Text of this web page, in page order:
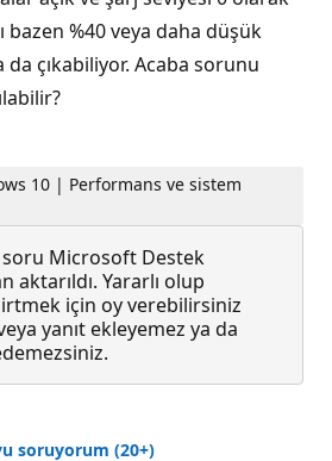
bazen %40 veya daha düşük
çıkabiliyor. Acaba sorunu
10 | Performans ve sistem
soru Microsoft Destek
aktarıldı. Yararlı olup
için oy verebilirsiniz
yanıt ekleyemez ya da
soruyorum (20+)